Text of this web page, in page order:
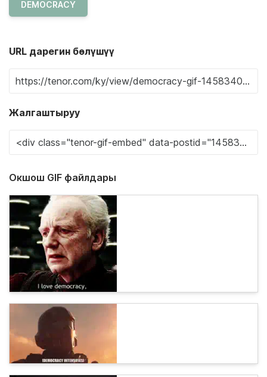
DEMOCRACY
URL дарегин бөлүшүү
Жалгаштыруу
Окшош GIF файлдары